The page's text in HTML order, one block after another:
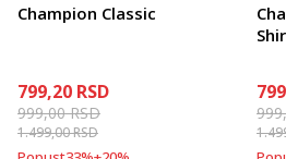
Champion Classic
799,20 RSD
999,00RSD
1.499,00RSD